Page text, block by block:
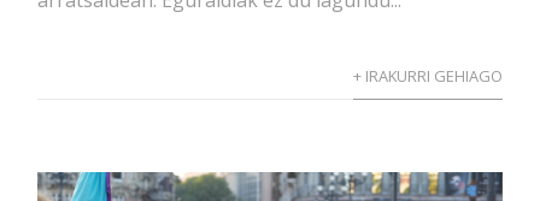
+ IRAKURRI GEHIAGO